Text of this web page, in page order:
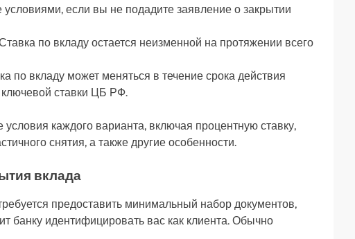
если вы не подадите заявление о закрытии
по вкладу остается неизменной на протяжении всего
по вкладу может меняться в течение срока действия
ключевой ставки ЦБ РФ.
каждого варианта, включая процентную ставку,
снятия, а также другие особенности.
вклада
предоставить минимальный набор документов,
банку идентифицировать вас как клиента. Обычно